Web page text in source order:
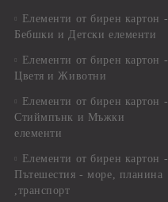
Елементи от бирен картон -
Бебшки и Детски елементи
Елементи от бирен картон -
Цветя и Животни
Елементи от бирен картон -
Стиймпънк и Мъжки
елементи
Елементи от бирен картон -
Пътешестия - море, планина
,транспорт